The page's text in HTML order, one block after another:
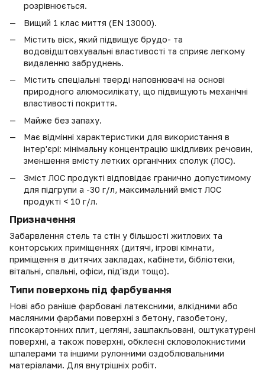
розрівнюється.
Вищий 1 клас миття (EN 13000).
Містить віск, який підвищує брудо- та
водовідштовхувальні властивості та сприяє легкому
видаленню забруднень.
Містить спеціальні тверді наповнювачі на основі
природного алюмосилікату, що підвищують механічні
властивості покриття.
Майже без запаху.
Має відмінні характеристики для використання в
інтер'єрі: мінімальну концентрацію шкідливих речовин,
зменшення вмісту летких органічних сполук (ЛОС).
Зміст ЛОС продукті відповідає гранично допустимому
для підгрупи a -30 г/л, максимальний вміст ЛОС
продукті < 10 г/л.
Призначення
Забарвлення стель та стін у більшості житлових та
конторських приміщеннях (дитячі, ігрові кімнати,
приміщення в дитячих закладах, кабінети, бібліотеки,
вітальні, спальні, офіси, під'їзди тощо).
Типи поверхонь під фарбування
Нові або раніше фарбовані латексними, алкідними або
масляними фарбами поверхні з бетону, газобетону,
гіпсокартонних плит, цегляні, зашпакльовані, оштукатурені
поверхні, а також поверхні, обклеєні скловолокнистими
шпалерами та іншими рулонними оздоблювальними
матеріалами. Для внутрішніх робіт.